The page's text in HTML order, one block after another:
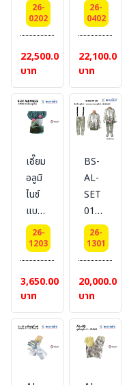
แบบ
ยาว
ปิดอก
#LAKELAND
26-
0202
22,500.00
บาท
ลูมิ
ไนซ์
Hood
26-
0402
22,100.00
บาท
เอี๊ยม
อลูมิ
ไนซ์
แบบ
ครึ่ง
ตัว
ยี่ห้อ
BESTSAFE
26-
1203
3,650.00
บาท
BS-
AL-
SET
01
เสื้อ
โค๊ทอ
ลูมิ
ไนซ์
+
กางเกง
ขายา
วอลูมิ
ไนซ์
26-
1301
20,000.00
บาท